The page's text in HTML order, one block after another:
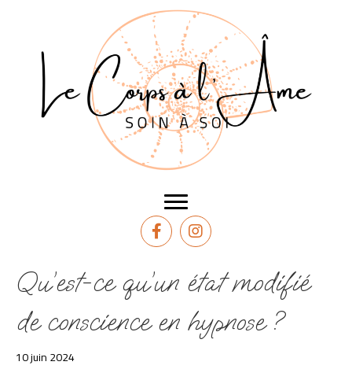
Qu’est-ce qu’un état modifié
de conscience en hypnose ?
10 juin 2024